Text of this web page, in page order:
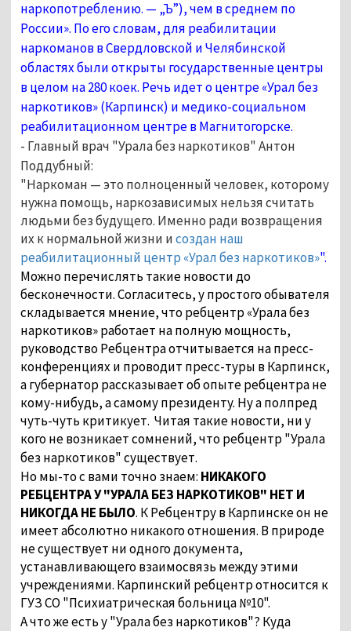
наркопотреблению. — „Ъ”), чем в среднем по
России». По его словам, для реабилитации
наркоманов в Свердловской и Челябинской
областях были открыты государственные центры
в целом на 280 коек. Речь идет о центре «Урал без
наркотиков» (Карпинск) и медико-социальном
реабилитационном центре в Магнитогорске.
- Главный врач "Урала без наркотиков" Антон
Поддубный:
"Наркоман — это полноценный человек, которому
нужна помощь, наркозависимых нельзя считать
людьми без будущего. Именно ради возвращения
их к нормальной жизни исоздан наш
реабилитационный центр «Урал без наркотиков»".
Можно перечислять такие новости до
бесконечности. Согласитесь, у простого обывателя
складывается мнение, что ребцентр «Урала без
наркотиков» работает на полную мощность,
руководство Ребцентра отчитывается на пресс-
конференциях и проводит пресс-туры в Карпинск,
а губернатор рассказывает об опыте ребцентра не
кому-нибудь, а самому президенту. Ну а полпред
чуть-чуть критикует. Читая такие новости, ни у
кого не возникает сомнений, что ребцентр "Урала
без наркотиков" существует.
Но мы-то с вами точно знаем: НИКАКОГО
РЕБЦЕНТРА У "УРАЛА БЕЗ НАРКОТИКОВ" НЕТ И
НИКОГДА НЕ БЫЛО. К Ребцентру в Карпинске он не
имеет абсолютно никакого отношения. В природе
не существует ни одного документа,
устанавливающего взаимосвязь между этими
учреждениями. Карпинский ребцентр относится к
ГУЗ СО "Психиатрическая больница №10".
А что же есть у "Урала без наркотиков"? Куда